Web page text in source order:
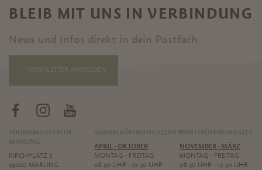
BLEIB MIT UNS IN VERBINDUNG
News und Infos direkt in dein Postfach
NEWSLETTER ANMELDEN
TOURISMUSVEREIN
MARLING
KIRCHPLATZ 5
39020 MARLING
SOMMERÖFFNUNGSZEITEN
APRIL - OKTOBER
MONTAG - FREITAG
08.30 UHR - 12:30 UHR
NOVEMBER - MÄRZ
MONTAG - FREITAG
08.30 UHR - 12.30 UHR